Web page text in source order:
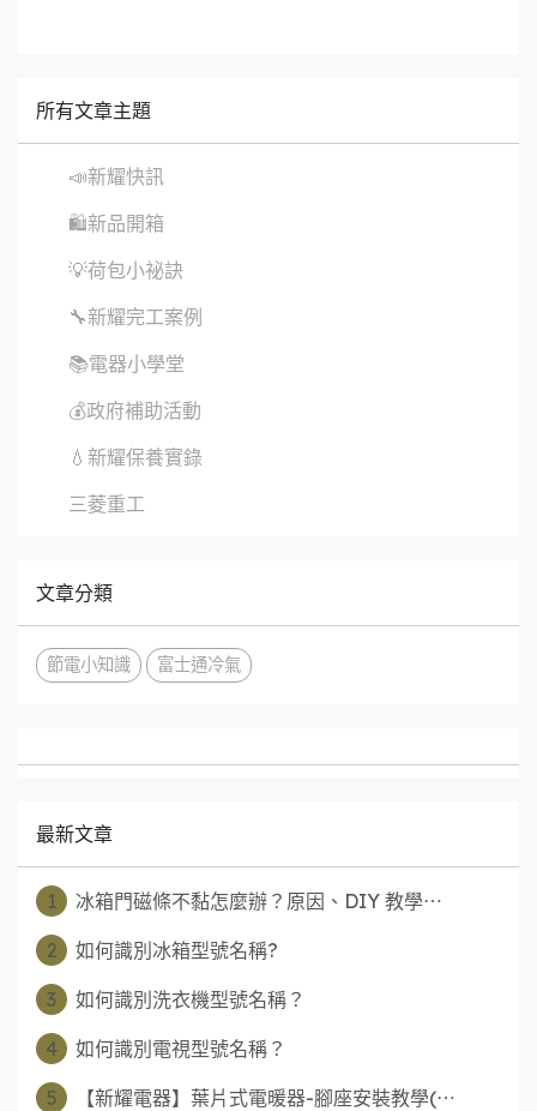
所有文章主題
📣新耀快訊
🛍新品開箱
💡荷包小祕訣
🔧新耀完工案例
📚電器小學堂
💰政府補助活動
💧新耀保養實錄
三菱重工
文章分類
節電小知識 富士通冷氣
最新文章
1 冰箱門磁條不黏怎麼辦？原因、DIY 教學⋯
2 如何識別冰箱型號名稱?
3 如何識別洗衣機型號名稱？
4 如何識別電視型號名稱？
5 【新耀電器】葉片式電暖器-腳座安裝教學(⋯